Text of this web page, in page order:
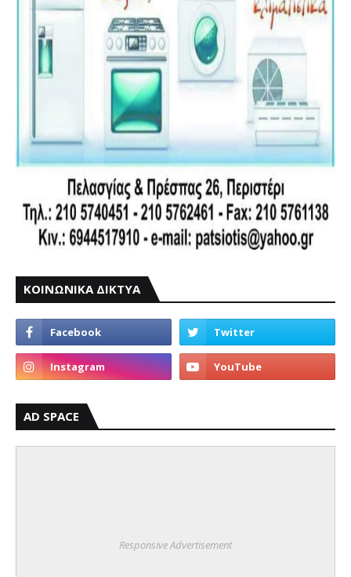
ΚΟΙΝΩΝΙΚΑ ΔΙΚΤΥΑ
AD SPACE
Responsive Advertisement